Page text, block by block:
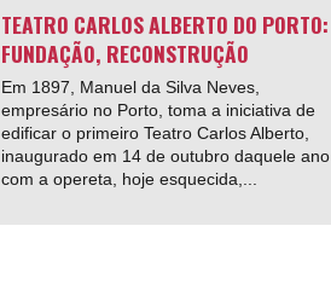
TEATRO CARLOS ALBERTO DO PORTO:
FUNDAÇÃO, RECONSTRUÇÃO
Em 1897, Manuel da Silva Neves,
empresário no Porto, toma a iniciativa de
edificar o primeiro Teatro Carlos Alberto,
inaugurado em 14 de outubro daquele ano
com a opereta, hoje esquecida,...